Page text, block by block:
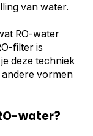
van water.
RO-water
filter is
deze techniek
vormen
water?